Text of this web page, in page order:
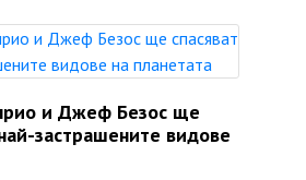
и Джеф Безос ще
застрашените видове